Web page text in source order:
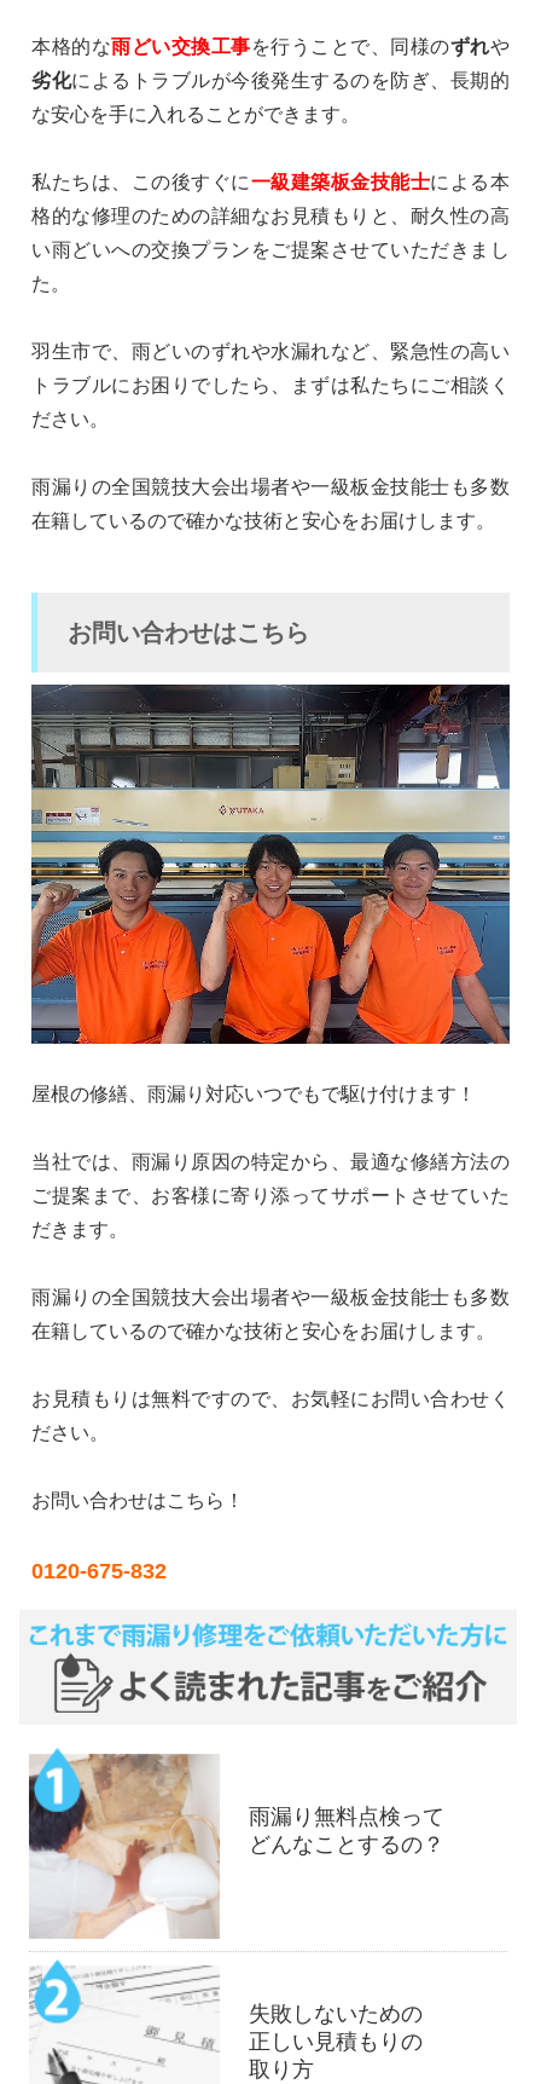
本格的な雨どい交換工事を行うことで、同様のずれや
劣化によるトラブルが今後発生するのを防ぎ、長期的
な安心を手に入れることができます。
私たちは、この後すぐに一級建築板金技能士による本
格的な修理のための詳細なお見積もりと、耐久性の高
い雨どいへの交換プランをご提案させていただきまし
た。
羽生市で、雨どいのずれや水漏れなど、緊急性の高い
トラブルにお困りでしたら、まずは私たちにご相談く
ださい。
雨漏りの全国競技大会出場者や一級板金技能士も多数
在籍しているので確かな技術と安心をお届けします。
お問い合わせはこちら
屋根の修繕、雨漏り対応いつでもで駆け付けます！
当社では、雨漏り原因の特定から、最適な修繕方法の
ご提案まで、お客様に寄り添ってサポートさせていた
だきます。
雨漏りの全国競技大会出場者や一級板金技能士も多数
在籍しているので確かな技術と安心をお届けします。
お見積もりは無料ですので、お気軽にお問い合わせく
ださい。
お問い合わせはこちら！
0120-675-832
雨漏り無料点検って
どんなことするの？
失敗しないための
正しい見積もりの
取り方